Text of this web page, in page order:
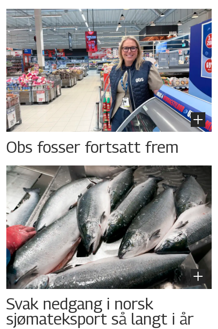
Obs fosser fortsatt frem
Svak nedgang i norsk
sjømateksport så langt i år